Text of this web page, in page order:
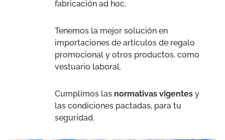
fabricación ad hoc.
Tenemos la mejor solución en
importaciones de artículos de regalo
promocional y otros productos, como
vestuario laboral.
Cumplimos las normativas vigentesy
las condiciones pactadas, para tu
seguridad.